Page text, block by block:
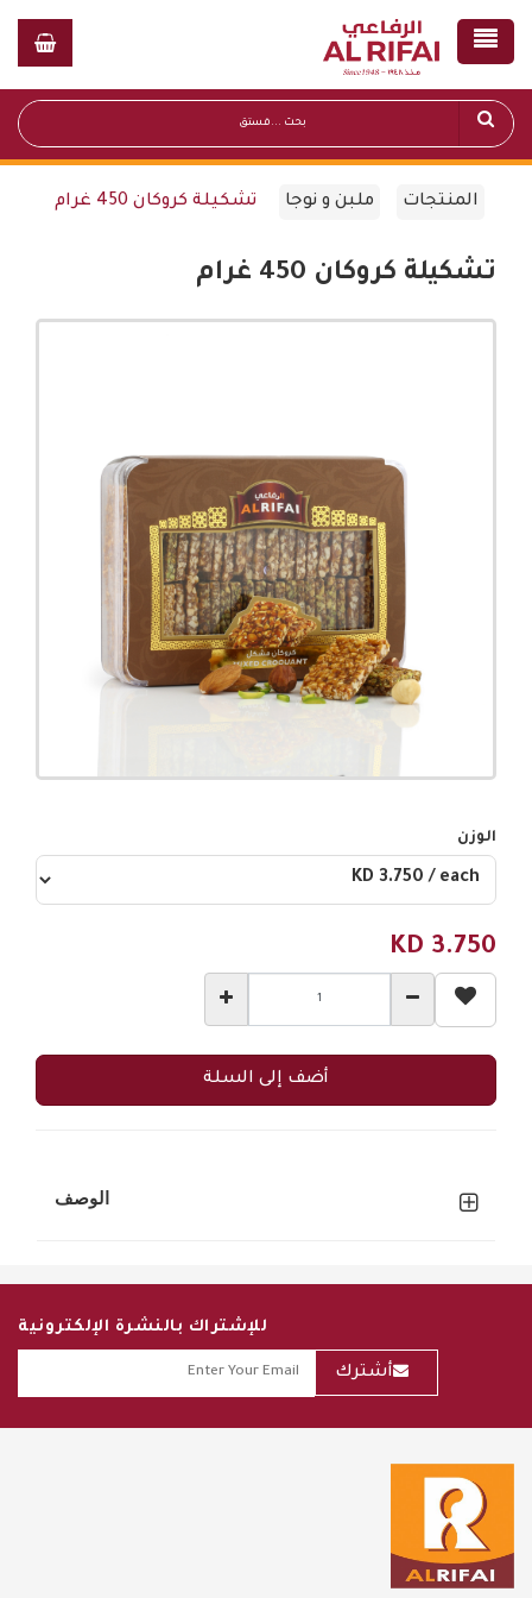
المنتجات ملبن و نوجا تشكيلة كروكان 450 غرام
تشكيلة كروكان 450 غرام
الوزن
KD 3.750
أضف إلى السلة
الوصف
للإشتراك بالنشرة الإلكترونية
أشترك